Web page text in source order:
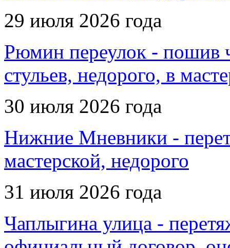
29 июля 2026 года
Рюмин переулок - пошив
стульев, недорого, в
30 июля 2026 года
Нижние Мневники -
мастерской, недорого
31 июля 2026 года
Чаплыгина улица -